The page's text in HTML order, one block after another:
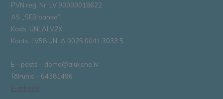
PVN reģ. Nr. LV 90000018622
AS „SEB banka”
Kods: UNLALV2X
Konts: LV58 UNLA 0025 0041 3033 5
E – pasts – dome@aluksne.lv
Tālrunis – 64381496
E-adrese